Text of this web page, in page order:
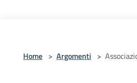
Home > Argomenti >